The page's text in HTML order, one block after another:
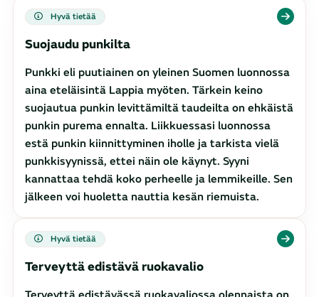
Hyvä tietää
Suojaudu punkilta
Punkki eli puutiainen on yleinen Suomen luonnossa
aina eteläisintä Lappia myöten. Tärkein keino
suojautua punkin levittämiltä taudeilta on ehkäistä
punkin purema ennalta. Liikkuessasi luonnossa
estä punkin kiinnittyminen iholle ja tarkista vielä
punkkisyynissä, ettei näin ole käynyt. Syyni
kannattaa tehdä koko perheelle ja lemmikeille. Sen
jälkeen voi huoletta nauttia kesän riemuista.
Hyvä tietää
Terveyttä edistävä ruokavalio